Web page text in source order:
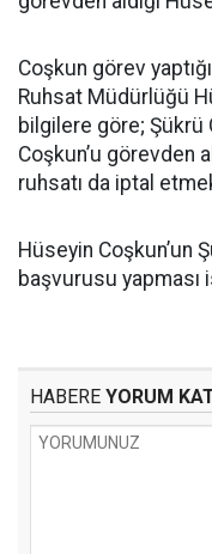
Coşkun görev
Ruhsat Müdürlüğü
bilgilere göre;
Coşkun’u görevden
ruhsatı da iptal
Hüseyin Coşkun’un
başvurusu yapması
HABERE YORUM